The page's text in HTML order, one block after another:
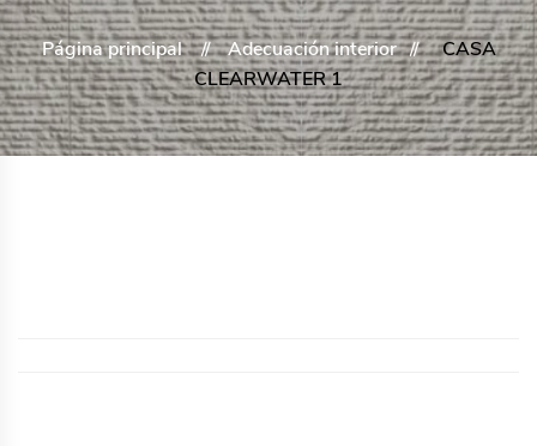
Página principal Adecuación interior
CASA
CLEARWATER 1